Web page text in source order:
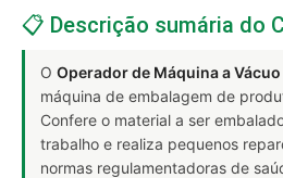
📋 Descrição sumária do
O Operador de Máquina a Vácuo
máquina de embalagem de
Confere o material a ser
trabalho e realiza pequenos
normas regulamentadoras de